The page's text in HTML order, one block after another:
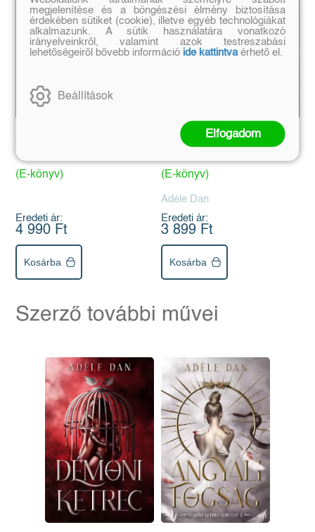
A Szörnyeteg szíve
(E-könyv)
Eredeti ár:
4 990 Ft
Kosárba
Démoni ketrec
(E-könyv)
Adéle Dan
Eredeti ár:
3 899 Ft
Kosárba
Szerző további művei
megjelenítése és a böngészési élmény biztosítása
érdekében sütiket (cookie), illetve egyéb technológiákat
alkalmazunk. A sütik használatára vonatkozó
irányelveinkről, valamint azok testreszabási
lehetőségeiről bővebb információ ide kattintvaérhető el.
Beállítások
Elfogadom